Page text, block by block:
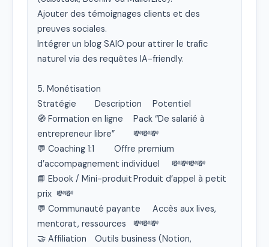
Ajouter des témoignages clients et des
preuves sociales.
Intégrer un blog SAIO pour attirer le trafic
naturel via des requêtes IA-friendly.
5. Monétisation
Stratégie	Description	Potentiel
🧭 Formation en ligne	Pack “De salarié à
entrepreneur libre”	💸💸💸
💬 Coaching 1:1	Offre premium
d’accompagnement individuel	💸💸💸💸
📘 Ebook / Mini-produit	Produit d’appel à petit
prix	💸💸
💬 Communauté payante	Accès aux lives,
mentorat, ressources	💸💸💸
🤝 Affiliation	Outils business (Notion,